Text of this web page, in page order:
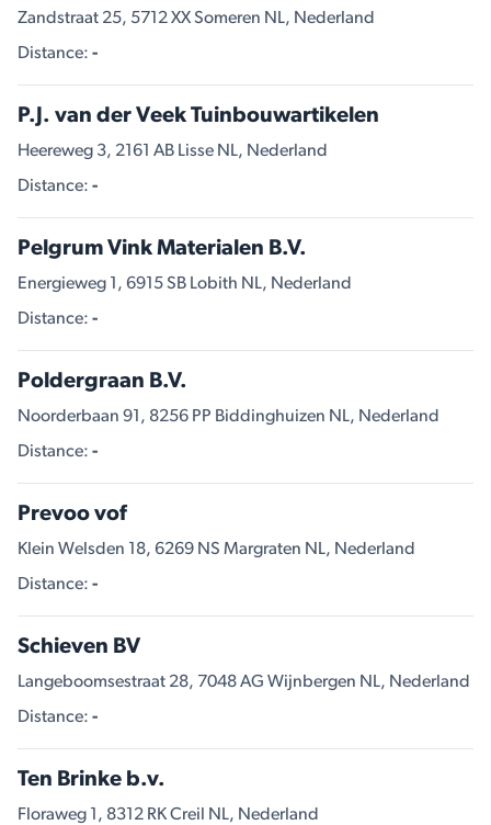
Zandstraat 25, 5712 XX Someren NL, Nederland
Distance: -
P.J. van der Veek Tuinbouwartikelen
Heereweg 3, 2161 AB Lisse NL, Nederland
Distance: -
Pelgrum Vink Materialen B.V.
Energieweg 1, 6915 SB Lobith NL, Nederland
Distance: -
Poldergraan B.V.
Noorderbaan 91, 8256 PP Biddinghuizen NL, Nederland
Distance: -
Prevoo vof
Klein Welsden 18, 6269 NS Margraten NL, Nederland
Distance: -
Schieven BV
Langeboomsestraat 28, 7048 AG Wijnbergen NL, Nederland
Distance: -
Ten Brinke b.v.
Floraweg 1, 8312 RK Creil NL, Nederland